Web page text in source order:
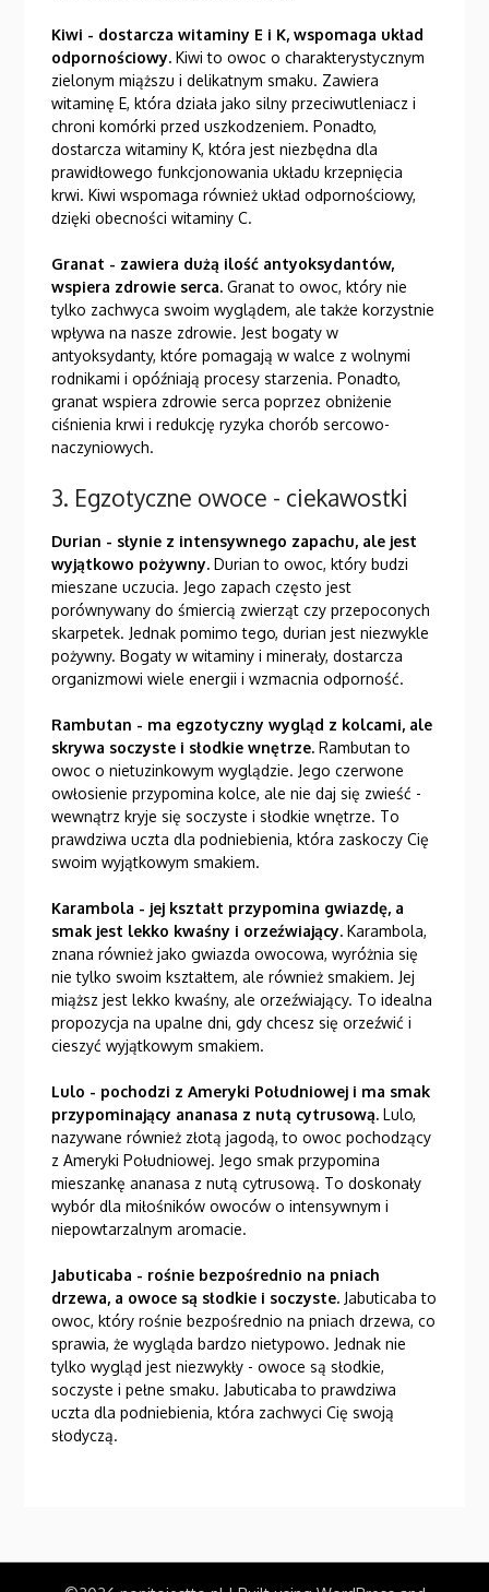
Kiwi - dostarcza witaminy E i K, wspomaga układ
odpornościowy. Kiwi to owoc o charakterystycznym
zielonym miąższu i delikatnym smaku. Zawiera
witaminę E, która działa jako silny przeciwutleniacz i
chroni komórki przed uszkodzeniem. Ponadto,
dostarcza witaminy K, która jest niezbędna dla
prawidłowego funkcjonowania układu krzepnięcia
krwi. Kiwi wspomaga również układ odpornościowy,
dzięki obecności witaminy C.
Granat - zawiera dużą ilość antyoksydantów,
wspiera zdrowie serca. Granat to owoc, który nie
tylko zachwyca swoim wyglądem, ale także korzystnie
wpływa na nasze zdrowie. Jest bogaty w
antyoksydanty, które pomagają w walce z wolnymi
rodnikami i opóźniają procesy starzenia. Ponadto,
granat wspiera zdrowie serca poprzez obniżenie
ciśnienia krwi i redukcję ryzyka chorób sercowo-
naczyniowych.
3. Egzotyczne owoce - ciekawostki
Durian - słynie z intensywnego zapachu, ale jest
wyjątkowo pożywny. Durian to owoc, który budzi
mieszane uczucia. Jego zapach często jest
porównywany do śmiercią zwierząt czy przepoconych
skarpetek. Jednak pomimo tego, durian jest niezwykle
pożywny. Bogaty w witaminy i minerały, dostarcza
organizmowi wiele energii i wzmacnia odporność.
Rambutan - ma egzotyczny wygląd z kolcami, ale
skrywa soczyste i słodkie wnętrze. Rambutan to
owoc o nietuzinkowym wyglądzie. Jego czerwone
owłosienie przypomina kolce, ale nie daj się zwieść -
wewnątrz kryje się soczyste i słodkie wnętrze. To
prawdziwa uczta dla podniebienia, która zaskoczy Cię
swoim wyjątkowym smakiem.
Karambola - jej kształt przypomina gwiazdę, a
smak jest lekko kwaśny i orzeźwiający. Karambola,
znana również jako gwiazda owocowa, wyróżnia się
nie tylko swoim kształtem, ale również smakiem. Jej
miąższ jest lekko kwaśny, ale orzeźwiający. To idealna
propozycja na upalne dni, gdy chcesz się orzeźwić i
cieszyć wyjątkowym smakiem.
Lulo - pochodzi z Ameryki Południowej i ma smak
przypominający ananasa z nutą cytrusową. Lulo,
nazywane również złotą jagodą, to owoc pochodzący
z Ameryki Południowej. Jego smak przypomina
mieszankę ananasa z nutą cytrusową. To doskonały
wybór dla miłośników owoców o intensywnym i
niepowtarzalnym aromacie.
Jabuticaba - rośnie bezpośrednio na pniach
drzewa, a owoce są słodkie i soczyste. Jabuticaba to
owoc, który rośnie bezpośrednio na pniach drzewa, co
sprawia, że wygląda bardzo nietypowo. Jednak nie
tylko wygląd jest niezwykły - owoce są słodkie,
soczyste i pełne smaku. Jabuticaba to prawdziwa
uczta dla podniebienia, która zachwyci Cię swoją
słodyczą.